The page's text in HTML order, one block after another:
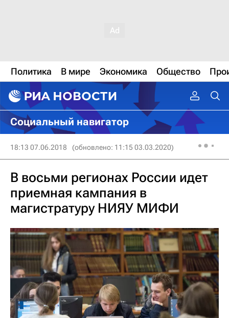
Политика В мире Экономика Общество
Социальный навигатор
18:13 07.06.2018 (обновлено: 11:15 03.03.2020)
В восьми регионах России идет
приемная кампания в
магистратуру НИЯУ МИФИ